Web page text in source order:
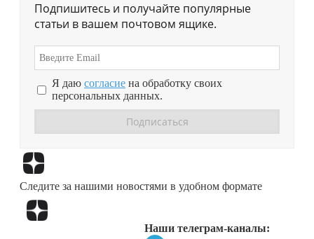
Подпишитесь и получайте популярные
статьи в вашем почтовом ящике.
Я даю согласие на обработку своих
персональных данных.
Следите за нашими новостями в удобном формате
Наши телеграм-каналы: